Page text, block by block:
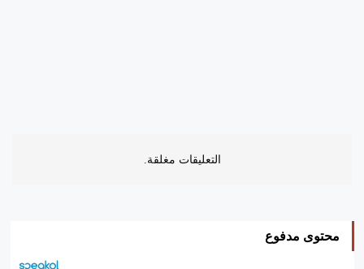
التعليقات مغلقة.
محتوى مدفوع